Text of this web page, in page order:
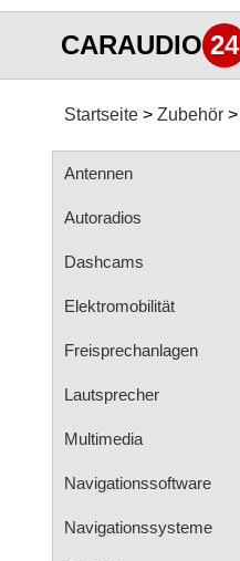
CARAUDIO 24
Startseite Zubehör
Antennen
Autoradios
Dashcams
Elektromobilität
Freisprechanlagen
Lautsprecher
Multimedia
Navigationssoftware
Navigationssysteme